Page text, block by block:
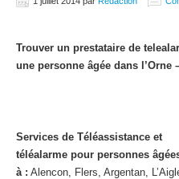
Trouver un prestataire de
une personne âgée dans l’Orne
Services de Téléassistance et
téléalarme pour personnes
à : Alencon, Flers, Argentan,